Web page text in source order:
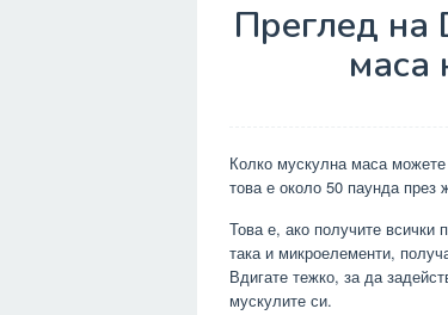
Преглед на
маса
Колко мускулна маса
това е около 50 паунда през
Това е, ако получите всички
така и микроелементи,
Вдигате тежко, за да
мускулите си.